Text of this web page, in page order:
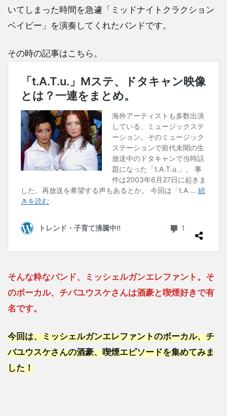
いてしまった時間を急遽「ミッドナイトクラクション
ベイビー」を演奏してくれたバンドです。
その時の記事はこちら。
そんな粋なバンド、ミッシェルガンエレファント。そ
のボーカル、チバユウスケさんは酒豪と喫煙好きで有
名です。
今回は、ミッシェルガンエレファントのボーカル、チ
バユウスケさんの酒豪、喫煙エピソードを集めてみま
した！